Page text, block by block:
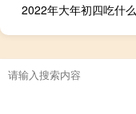
2022年大年初四吃什么